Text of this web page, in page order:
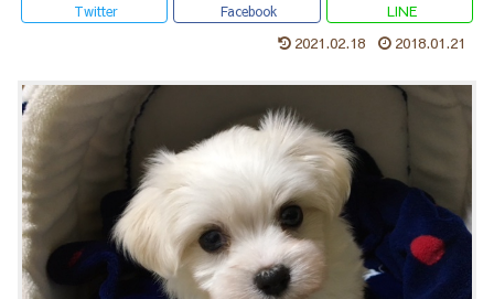
Twitter Facebook LINE
2021.02.18 2018.01.21